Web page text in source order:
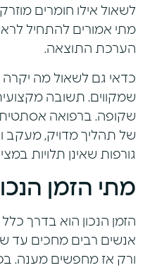
לשאול אילו חומרים
מתי אמורים להתחיל
הערכת התוצאה.
כדאי גם לשאול מה יקרה
שמקווים. תשובה
שקופה. ברפואה
של תהליך מדויק, מעקב
גורפות שאינן תלויות
מתי הזמן
הזמן הנכון הוא בדרך
אנשים רבים מחכים עד
ורק אז מחפשים מענה.